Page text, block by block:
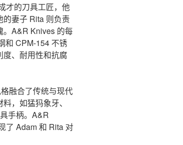
才的刀具工匠，他
妻子 Rita 则负责
。A&R Knives 的每
和 CPM-154 不锈
、耐用性和抗腐
融合了传统与现代
，如猛犸象牙、
手柄。A&R
了 Adam 和 Rita 对